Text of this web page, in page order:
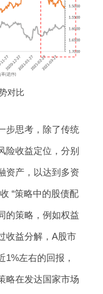
对比
步思考，除了传统
险收益定位，分别
资产，以达到多资
“策略中的股债配
的策略，例如权益
收益分解，A股市
1%左右的回报，
略在发达国家市场